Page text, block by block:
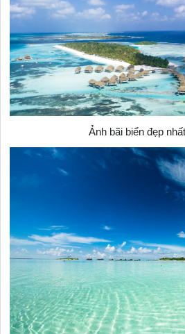
Ảnh bãi biển đẹp